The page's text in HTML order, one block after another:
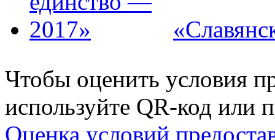
Чтобы оценить условия
используйте QR-код или
Оценка условий